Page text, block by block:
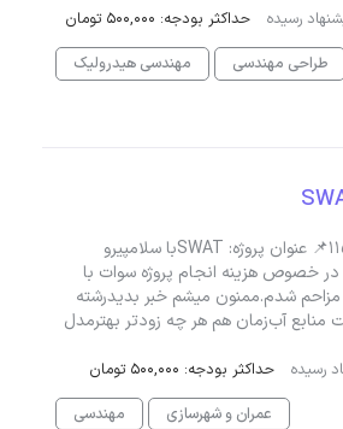
حداکثر بودجه: 500,000 تومان
طراحی مهندسی مهندسی هیدرولیک
🔢 کد پروژه: 115801📌 عنوان پروژه: SWATبا سلامپیرو
در خصوص هزینه انجام پروژه سوات با
شدم.‌ممنون میشم خبر بدید‌رشته
منابع آب‌‌زمان هم هر چه زودتر بهترمدل
حداکثر بودجه: 500,000 تومان
عمران و شهرسازی
مهندسی